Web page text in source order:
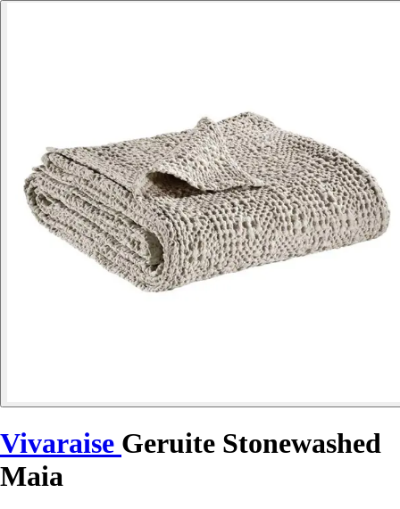
Vivaraise Geruite Stonewashed
Maia